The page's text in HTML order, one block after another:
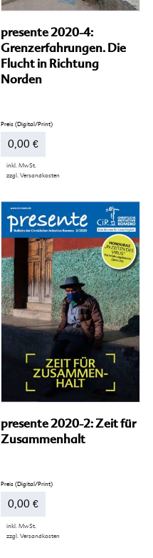
presente 2020-4:
Grenzerfahrungen. Die
Flucht in Richtung
Norden
0,00 €
inkl. MwSt.
zzgl. Versandkosten
weist
mehrere
Varianten
Die
Optionen
können
auf
der
Produktseite
werden
presente 2020-2: Zeit für
Zusammenhalt
0,00 €
inkl. MwSt.
zzgl. Versandkosten